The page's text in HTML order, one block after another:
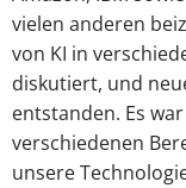
vielen anderen
von KI in
diskutiert, und
entstanden. Es
verschiedenen
unsere